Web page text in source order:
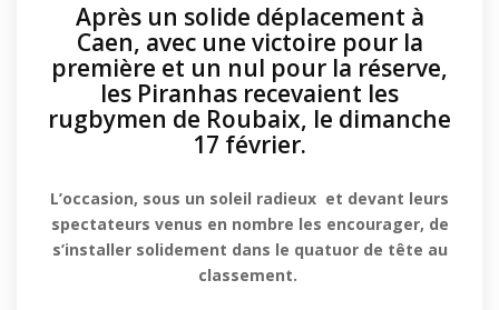
Après un solide déplacement à
Caen, avec une victoire pour la
première et un nul pour la réserve,
les Piranhas recevaient les
rugbymen de Roubaix, le dimanche
17 février.
L’occasion, sous un soleil radieux et devant leurs
spectateurs venus en nombre les encourager, de
s’installer solidement dans le quatuor de tête au
classement.